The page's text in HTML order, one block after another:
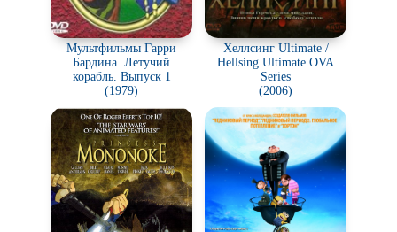
Мультфильмы Гарри
Бардина. Летучий
корабль. Выпуск 1
(1979)
Хеллсинг Ultimate /
Hellsing Ultimate OVA
Series
(2006)